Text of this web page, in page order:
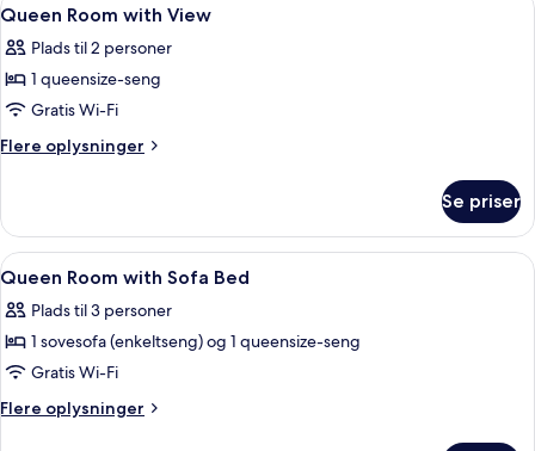
alle
billeder
af
Queen
Room
5
Queen Room with View
Plads til 2 personer
1 queensize-seng
Gratis Wi-Fi
Flere oplysninger
Flere
Room
with
View
Se priser
Indlæs
alle
billeder
af
Queen
Room
Allergivenligt sengetøj, pengeskab
1
Queen Room with Sofa Bed
Plads til 3 personer
1 sovesofa (enkeltseng) og 1 queensize-seng
Gratis Wi-Fi
Flere oplysninger
Flere